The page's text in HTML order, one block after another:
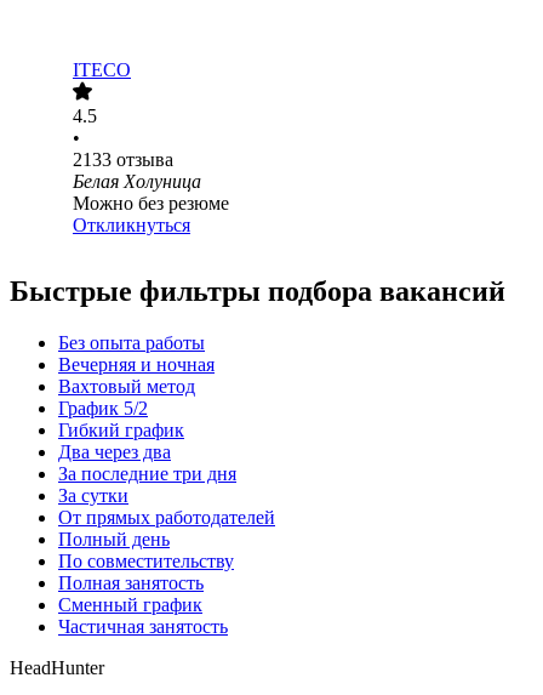
ITECO
4.5
•
2133 отзыва
Белая Холуница
Можно без резюме
Откликнуться
Быстрые фильтры подбора вакансий
Без опыта работы
Вечерняя и ночная
Вахтовый метод
График 5/2
Гибкий график
Два через два
За последние три дня
За сутки
От прямых работодателей
Полный день
По совместительству
Полная занятость
Сменный график
Частичная занятость
HeadHunter